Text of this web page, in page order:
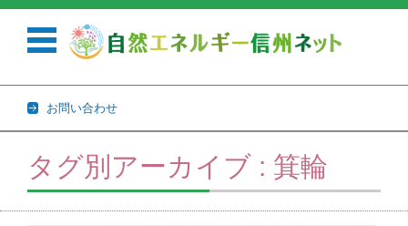
お問い合わせ
コンテンツに移動
タグ別アーカイブ : 箕輪